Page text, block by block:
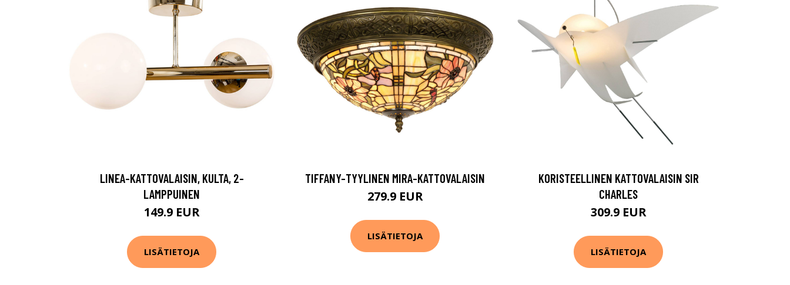
LINEA-KATTOVALAISIN, KULTA, 2-
LAMPPUINEN
149.9 EUR
LISÄTIETOJA
TIFFANY-TYYLINEN MIRA-KATTOVALAISIN
279.9 EUR
LISÄTIETOJA
KORISTEELLINEN KATTOVALAISIN SIR
CHARLES
309.9 EUR
LISÄTIETOJA